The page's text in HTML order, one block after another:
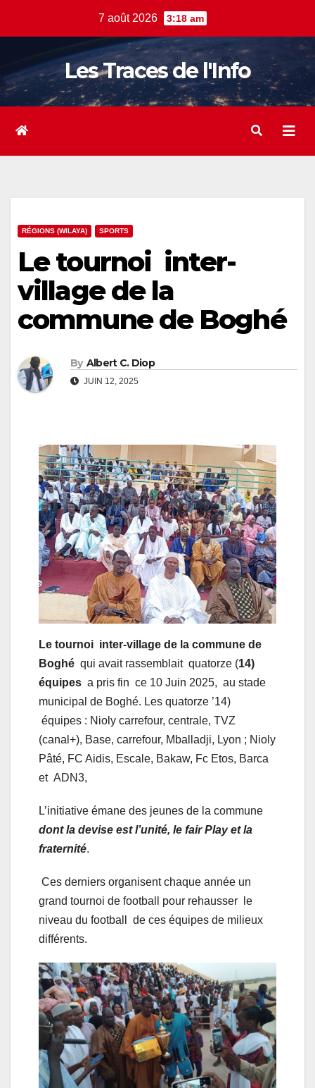
7 août 2026 3:18 am
Les Traces de l'Info
RÉGIONS (WILAYA) SPORTS
Le tournoi inter-
village de la
commune de Boghé
By Albert C. Diop
JUIN 12, 2025
Le tournoi inter-village de la commune de
Boghé qui avait rassemblait quatorze (14)
équipes a pris fin ce 10 Juin 2025, au stade
municipal de Boghé. Les quatorze ’14)
équipes : Nioly carrefour, centrale, TVZ
(canal+), Base, carrefour, Mballadji, Lyon ; Nioly
Pâté, FC Aidis, Escale, Bakaw, Fc Etos, Barca
et ADN3,
L’initiative émane des jeunes de la commune
dont la devise est l’unité, le fair Play et la
fraternité.
Ces derniers organisent chaque année un
grand tournoi de football pour rehausser le
niveau du football de ces équipes de milieux
différents.